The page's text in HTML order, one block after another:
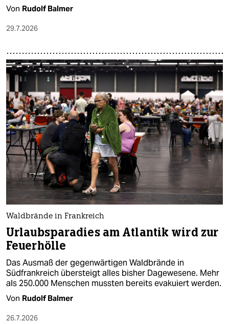
Von Rudolf Balmer
29.7.2026
Waldbrände in Frankreich
Urlaubsparadies am Atlantik wird zur
Feuerhölle
Das Ausmaß der gegenwärtigen Waldbrände in
Südfrankreich übersteigt alles bisher Dagewesene. Mehr
als 250.000 Menschen mussten bereits evakuiert werden.
Von Rudolf Balmer
26.7.2026